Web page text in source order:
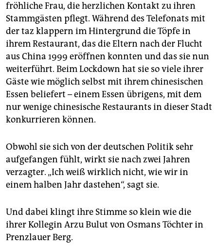
fröhliche Frau, die herzlichen Kontakt zu ihren
Stammgästen pflegt. Während des Telefonats mit
der taz klappern im Hintergrund die Töpfe in
ihrem Restaurant, das die Eltern nach der Flucht
aus China 1999 eröffnen konnten und das sie nun
weiterführt. Beim Lockdown hat sie so viele ihrer
Gäste wie möglich selbst mit ihrem chinesischen
Essen beliefert – einem Essen übrigens, mit dem
nur wenige chinesische Restaurants in dieser Stadt
konkurrieren können.
Obwohl sie sich von der deutschen Politik sehr
aufgefangen fühlt, wirkt sie nach zwei Jahren
verzagter. „Ich weiß wirklich nicht, wie wir in
einem halben Jahr dastehen“, sagt sie.
Und dabei klingt ihre Stimme so klein wie die
ihrer Kollegin Arzu Bulut von Osmans Töchter in
Prenzlauer Berg.